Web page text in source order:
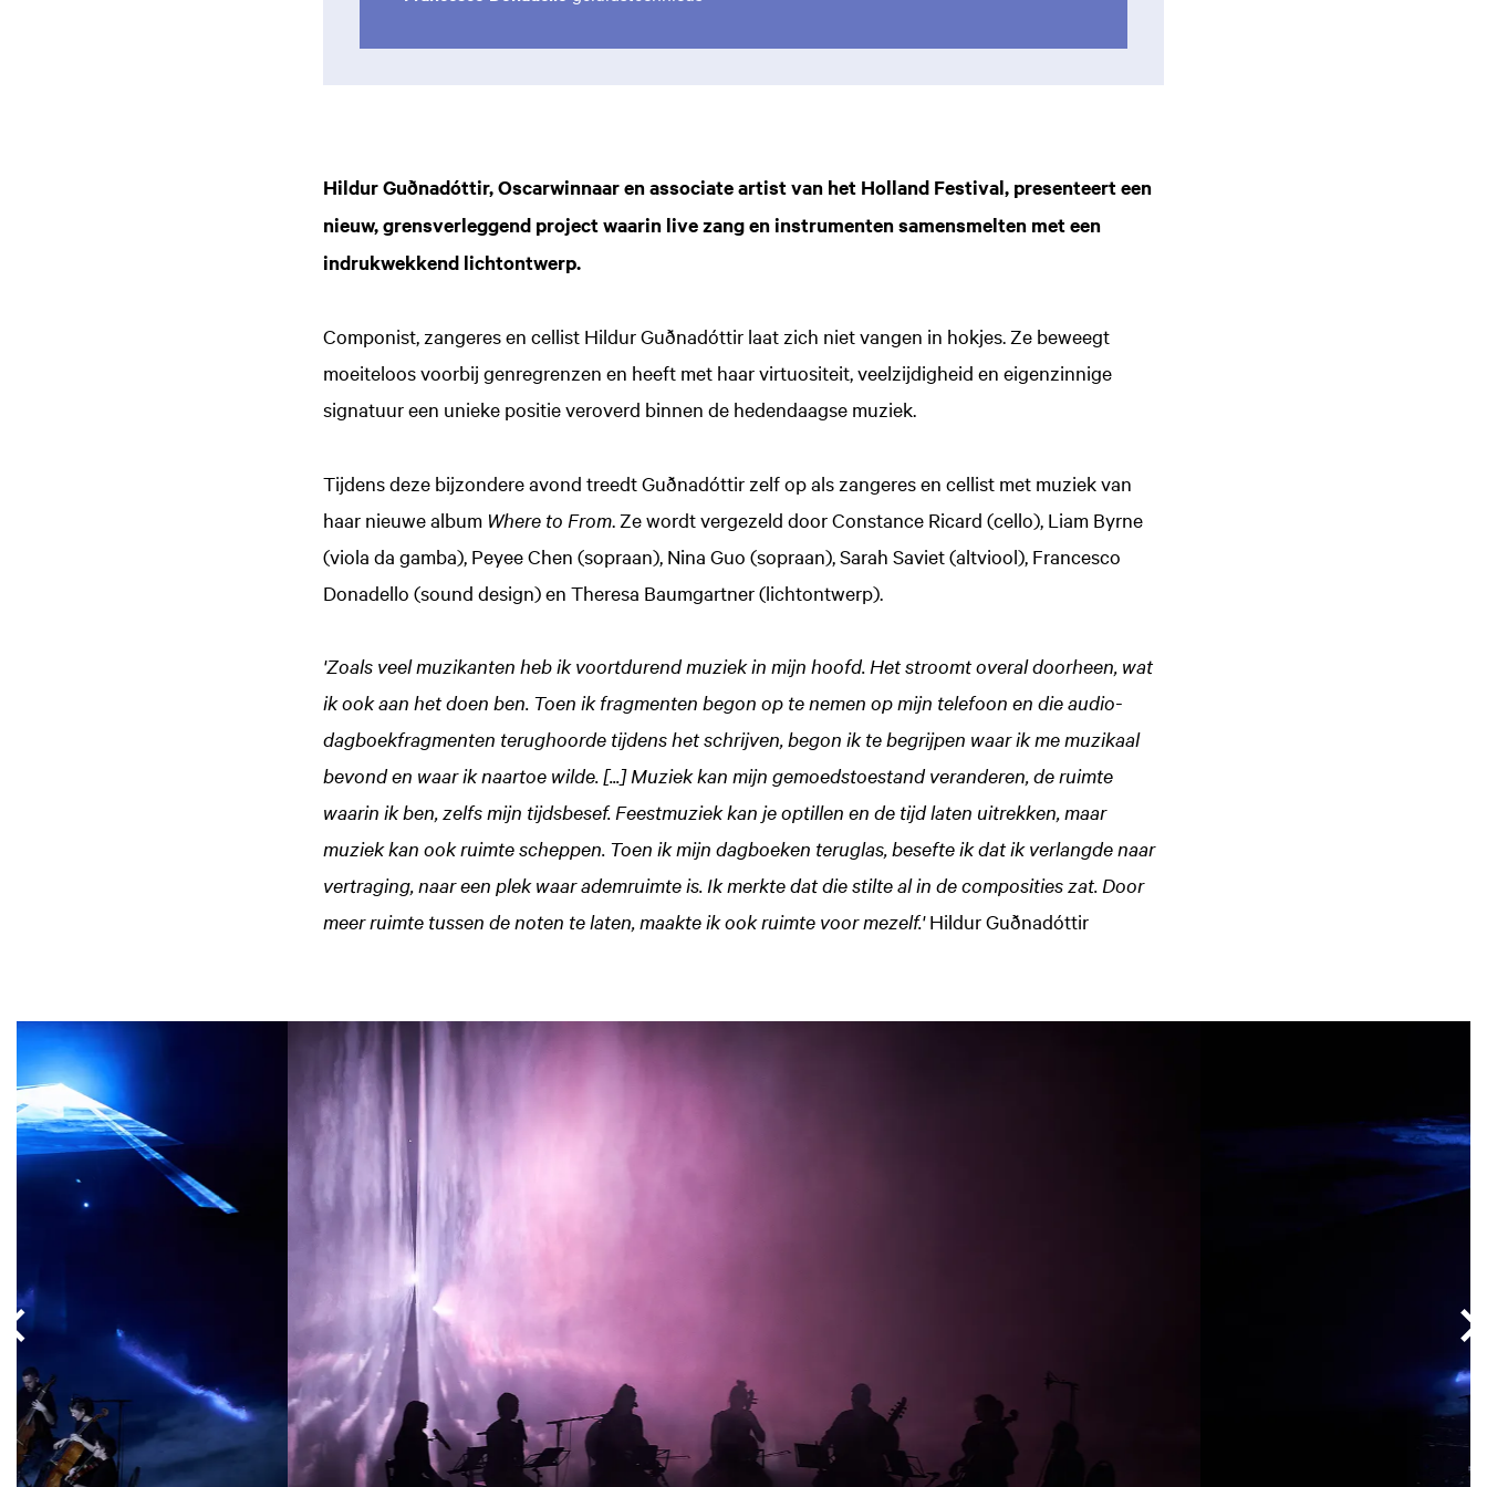
Hildur Guðnadóttir, Oscarwinnaar en associate artist van het Holland Festival, presenteert een
nieuw, grensverleggend project waarin live zang en instrumenten samensmelten met een
indrukwekkend lichtontwerp.
Componist, zangeres en cellist Hildur Guðnadóttir laat zich niet vangen in hokjes. Ze beweegt
moeiteloos voorbij genregrenzen en heeft met haar virtuositeit, veelzijdigheid en eigenzinnige
signatuur een unieke positie veroverd binnen de hedendaagse muziek.
Tijdens deze bijzondere avond treedt Guðnadóttir zelf op als zangeres en cellist met muziek van
haar nieuwe album Where to From. Ze wordt vergezeld door Constance Ricard (cello), Liam Byrne
(viola da gamba), Peyee Chen (sopraan), Nina Guo (sopraan), Sarah Saviet (altviool), Francesco
Donadello (sound design) en Theresa Baumgartner (lichtontwerp).
'Zoals veel muzikanten heb ik voortdurend muziek in mijn hoofd. Het stroomt overal doorheen, wat
ik ook aan het doen ben. Toen ik fragmenten begon op te nemen op mijn telefoon en die audio-
dagboekfragmenten terughoorde tijdens het schrijven, begon ik te begrijpen waar ik me muzikaal
bevond en waar ik naartoe wilde. [...] Muziek kan mijn gemoedstoestand veranderen, de ruimte
waarin ik ben, zelfs mijn tijdsbesef. Feestmuziek kan je optillen en de tijd laten uitrekken, maar
muziek kan ook ruimte scheppen. Toen ik mijn dagboeken teruglas, besefte ik dat ik verlangde naar
vertraging, naar een plek waar ademruimte is. Ik merkte dat die stilte al in de composities zat. Door
meer ruimte tussen de noten te laten, maakte ik ook ruimte voor mezelf.'Hildur Guðnadóttir
Overslaan